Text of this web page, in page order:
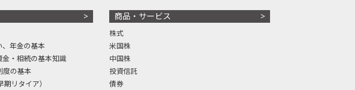
、年金の基本
金・相続の基本知識
度の基本
リタイア）
商品・サービス
株式
米国株
中国株
投資信託
債券